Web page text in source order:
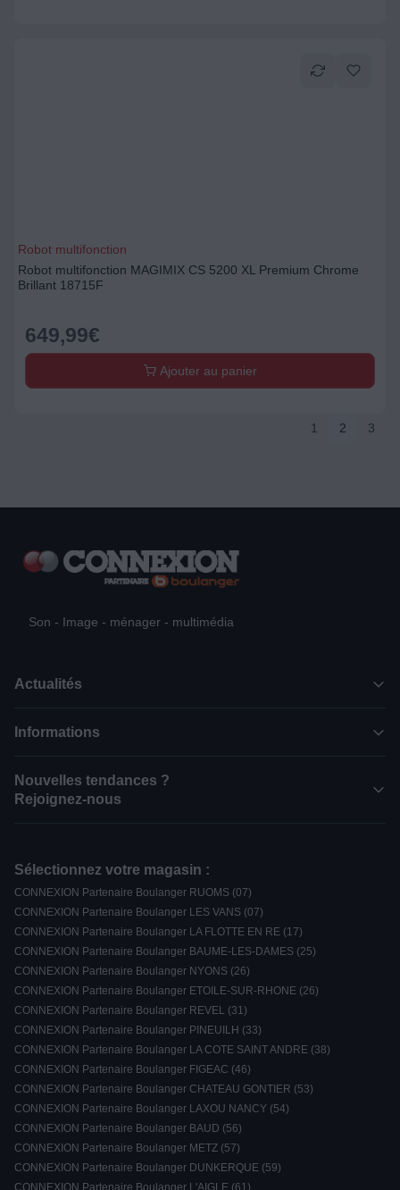
Robot multifonction
Robot multifonction MAGIMIX CS 5200 XL Premium Chrome
Brillant 18715F
649,99€
Ajouter au panier
1 2 3
Son - Image - ménager - multimédia
Actualités
Informations
Nouvelles tendances ?
Rejoignez-nous
Sélectionnez votre magasin :
CONNEXION Partenaire Boulanger RUOMS (07)
CONNEXION Partenaire Boulanger LES VANS (07)
CONNEXION Partenaire Boulanger LA FLOTTE EN RE (17)
CONNEXION Partenaire Boulanger BAUME-LES-DAMES (25)
CONNEXION Partenaire Boulanger NYONS (26)
CONNEXION Partenaire Boulanger ETOILE-SUR-RHONE (26)
CONNEXION Partenaire Boulanger REVEL (31)
CONNEXION Partenaire Boulanger PINEUILH (33)
CONNEXION Partenaire Boulanger LA COTE SAINT ANDRE (38)
CONNEXION Partenaire Boulanger FIGEAC (46)
CONNEXION Partenaire Boulanger CHATEAU GONTIER (53)
CONNEXION Partenaire Boulanger LAXOU NANCY (54)
CONNEXION Partenaire Boulanger BAUD (56)
CONNEXION Partenaire Boulanger METZ (57)
CONNEXION Partenaire Boulanger DUNKERQUE (59)
CONNEXION Partenaire Boulanger L'AIGLE (61)